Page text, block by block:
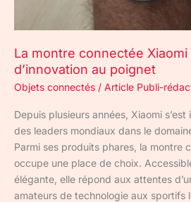
La montre connectée
d’innovation au poignet
Objets connectés / Article Publi-
Depuis plusieurs années, Xiaomi s’est
des leaders mondiaux dans le
Parmi ses produits phares, la montre
occupe une place de choix.
élégante, elle répond aux attentes
amateurs de technologie aux sportifs